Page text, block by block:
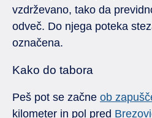
vzdrževano, tako da
odveč. Do njega poteka
označena.
Kako do tabora
Peš pot se začne ob
kilometer in pol pred